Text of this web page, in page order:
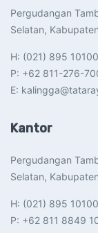
Pergudangan
Selatan,
H: (021) 895 10100
P: +62 811-276-
E:
Kantor
Pergudangan
Selatan,
H: (021) 895 10100
P: +62 811 8849